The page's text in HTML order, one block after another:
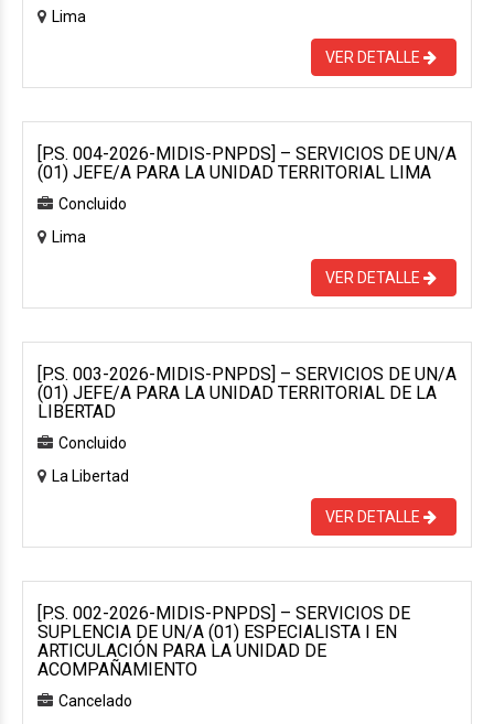
Lima
VER DETALLE
[P.S. 004-2026-MIDIS-PNPDS] – SERVICIOS DE UN/A
(01) JEFE/A PARA LA UNIDAD TERRITORIAL LIMA
Concluido
Lima
VER DETALLE
[P.S. 003-2026-MIDIS-PNPDS] – SERVICIOS DE UN/A
(01) JEFE/A PARA LA UNIDAD TERRITORIAL DE LA
LIBERTAD
Concluido
La Libertad
VER DETALLE
[P.S. 002-2026-MIDIS-PNPDS] – SERVICIOS DE
SUPLENCIA DE UN/A (01) ESPECIALISTA I EN
ARTICULACIÓN PARA LA UNIDAD DE
ACOMPAÑAMIENTO
Cancelado